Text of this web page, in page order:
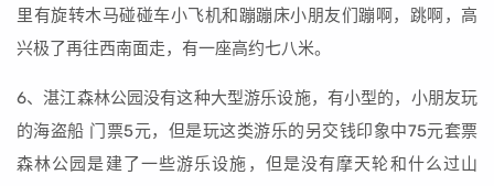
里有旋转木马碰碰车小飞机和蹦蹦床小朋友们蹦啊，跳啊，高
兴极了再往西南面走，有一座高约七八米。
6、湛江森林公园没有这种大型游乐设施，有小型的，小朋友玩
的海盗船 门票5元，但是玩这类游乐的另交钱印象中75元套票
森林公园是建了一些游乐设施，但是没有摩天轮和什么过山